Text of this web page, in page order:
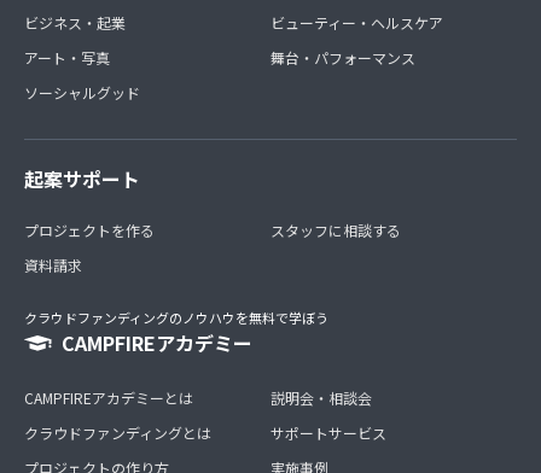
ビジネス・起業
アート・写真
ソーシャルグッド
ビューティー・ヘルスケア
舞台・パフォーマンス
起案サポート
プロジェクトを作る
資料請求
スタッフに相談する
クラウドファンディングのノウハウを無料で学ぼう
CAMPFIREアカデミー
CAMPFIREアカデミーとは
クラウドファンディングとは
プロジェクトの作り方
説明会・相談会
サポートサービス
実施事例